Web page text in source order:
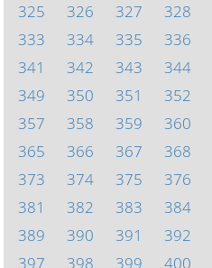
325
326 327 328
333
334 335 336
341
342 343 344
349
350 351 352
357
358 359 360
365
366 367 368
373
374 375 376
381
382 383 384
389
390 391 392
397
398 399 400